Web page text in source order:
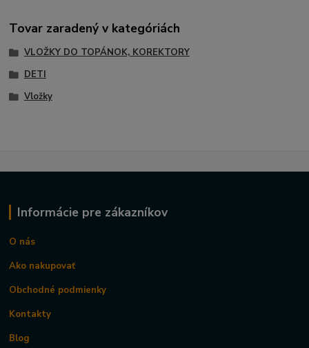
Tovar zaradený v kategóriách
VLOŽKY DO TOPÁNOK, KOREKTORY
DETI
Vložky
Informácie pre zákazníkov
O nás
Ako nakupovať
Obchodné podmienky
Kontakty
Blog